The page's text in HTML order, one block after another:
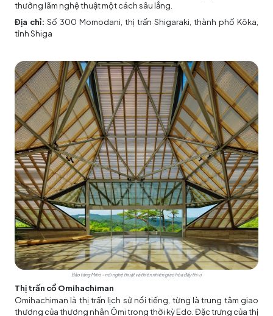
thưởng lãm nghệ thuật một cách sâu lắng.
Địa chỉ: Số 300 Momodani, thị trấn Shigaraki, thành phố Kōka,
tỉnh Shiga
Bảo tàng Miho – nơi nghệ thuật và thiên nhiên giao hòa đầy thi vị
Thị trấn cổ Omihachiman
Omihachiman là thị trấn lịch sử nổi tiếng, từng là trung tâm giao
thương của thương nhân Ōmi trong thời kỳ Edo. Đặc trưng của thị